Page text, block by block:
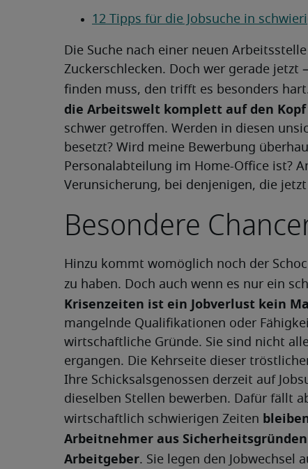
12 Tipps für die Jobsuche in
Die Suche nach einer neuen
Zuckerschlecken. Doch wer gerade jetzt
finden muss, den trifft es besonders
die Arbeitswelt komplett auf den
schwer getroffen. Werden in diesen
besetzt? Wird meine Bewerbung
Personalabteilung im Home-Office ist?
Verunsicherung, bei denjenigen, die
Besondere
Hinzu kommt womöglich noch der
zu haben. Doch auch wenn es nur ein
Krisenzeiten ist ein Jobverlust kein
mangelnde Qualifikationen oder
wirtschaftliche Gründe. Sie sind nicht
ergangen. Die Kehrseite dieser
Ihre Schicksalsgenossen derzeit auf
dieselben Stellen bewerben. Dafür fällt
wirtschaftlich schwierigen Zeiten
Arbeitnehmer aus
Arbeitgeber. Sie legen den Jobwechsel